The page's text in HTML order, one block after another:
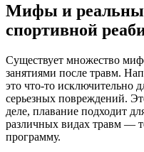
Мифы и
спортивной
Существует множество
занятиями после травм.
это что-то исключительно
серьезных повреждений.
деле, плавание подходит
различных видах травм —
программу.